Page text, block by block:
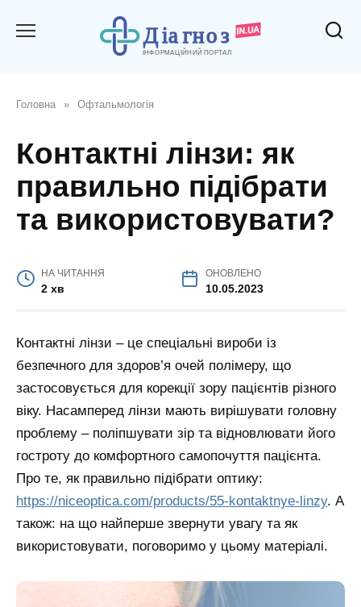
Головна » Офтальмологія
Контактні лінзи: як
правильно підібрати
та використовувати?
НА ЧИТАННЯ
2 хв
ОНОВЛЕНО
10.05.2023
Контактні лінзи – це спеціальні вироби із
безпечного для здоров’я очей полімеру, що
застосовується для корекції зору пацієнтів різного
віку. Насамперед лінзи мають вирішувати головну
проблему – поліпшувати зір та відновлювати його
гостроту до комфортного самопочуття пацієнта.
Про те, як правильно підібрати оптику:
https://niceoptica.com/products/55-kontaktnye-linzy. А
також: на що найперше звернути увагу та як
використовувати, поговоримо у цьому матеріалі.